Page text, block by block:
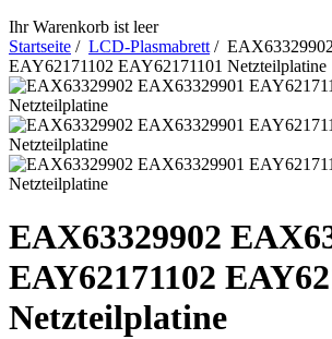
Ihr Warenkorb ist leer
Startseite / LCD-Plasmabrett /
EAY62171102 EAY62171101 Netzteilplatine
EAX63329902
EAY62171102
Netzteilplatine